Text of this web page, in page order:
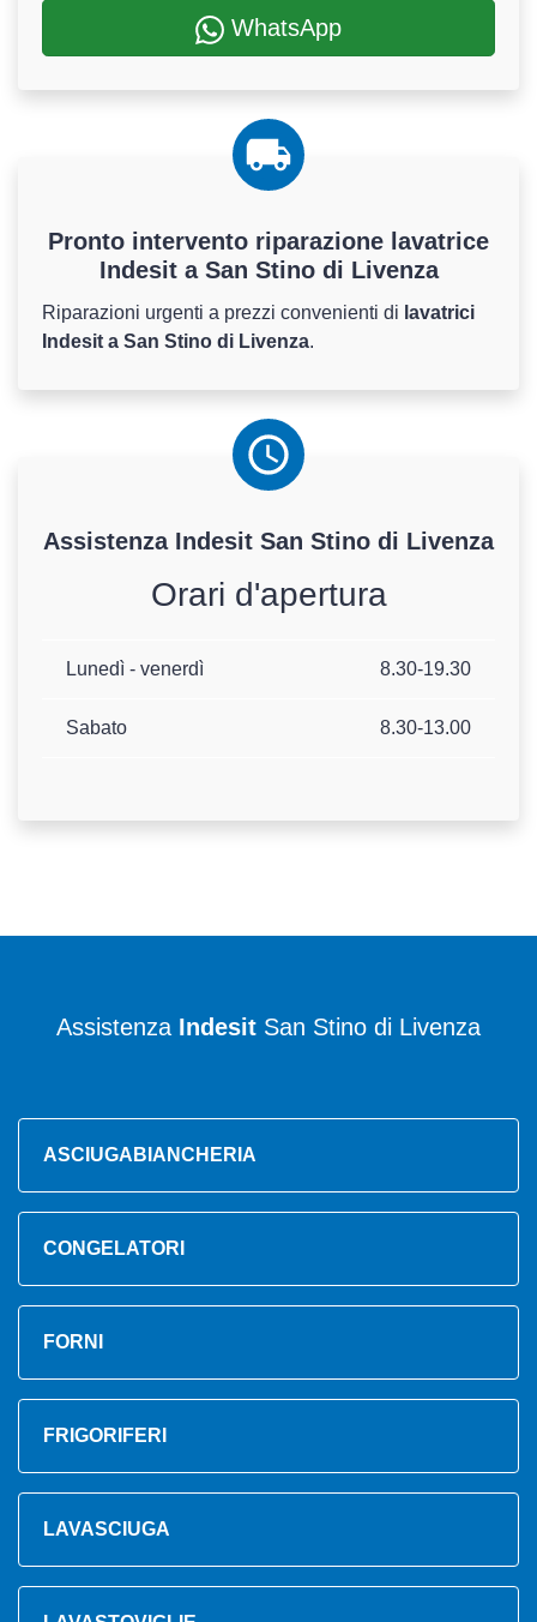
WhatsApp
Pronto intervento riparazione lavatrice
Indesit a San Stino di Livenza
Riparazioni urgenti a prezzi convenienti di lavatrici
Indesit a San Stino di Livenza.
Assistenza Indesit San Stino di Livenza
Orari d'apertura
Lunedì - venerdì 8.30-19.30
Sabato 8.30-13.00
Assistenza Indesit San Stino di Livenza
ASCIUGABIANCHERIA
CONGELATORI
FORNI
FRIGORIFERI
LAVASCIUGA